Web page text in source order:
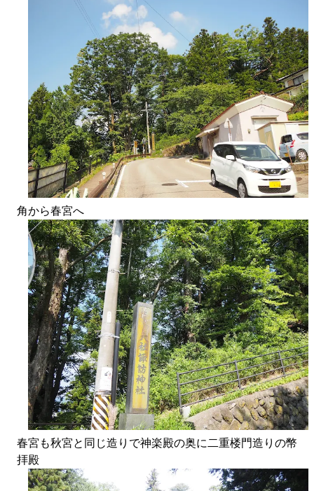
角から春宮へ
春宮も秋宮と同じ造りで神楽殿の奥に二重楼門造りの幣
拝殿